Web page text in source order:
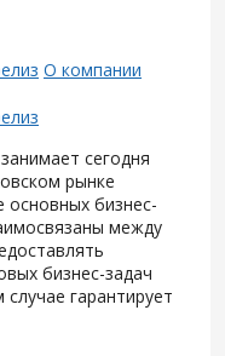
О компании
сегодня
рынке
основных бизнес-
между
бизнес-задач
гарантирует